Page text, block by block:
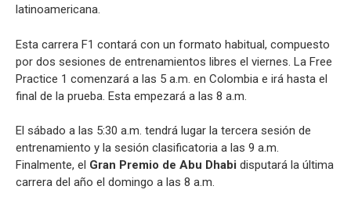
latinoamericana.
Esta carrera F1 contará con un formato habitual, compuesto
por dos sesiones de entrenamientos libres el viernes. La Free
Practice 1 comenzará a las 5 a.m. en Colombia e irá hasta el
final de la prueba. Esta empezará a las 8 a.m.
El sábado a las 5:30 a.m. tendrá lugar la tercera sesión de
entrenamiento y la sesión clasificatoria a las 9 a.m.
Finalmente, el Gran Premio de Abu Dhabi disputará la última
carrera del año el domingo a las 8 a.m.